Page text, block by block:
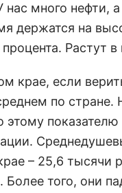
нас много нефти,
держатся на
Растут
крае, если
по стране.
этому
– 25,6 тысячи
Более того, они